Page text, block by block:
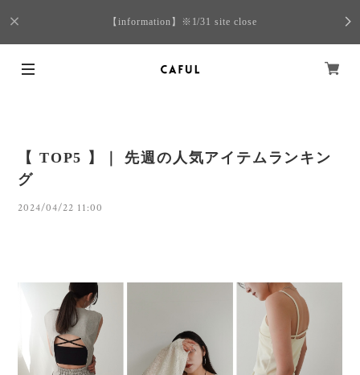
【information】※1/31 site close
【 TOP5 】｜ 先週の人気アイテムランキン
グ
2024/04/22 11:00